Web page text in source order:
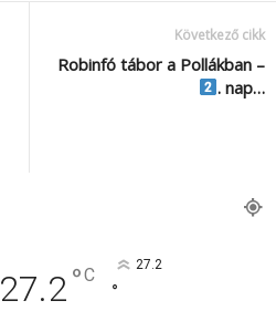
Következő cikk
Robinfó tábor a Pollákban –
. nap…
27.2°C 27.2
°